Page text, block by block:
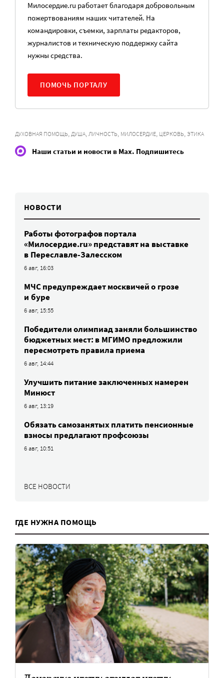
Милосердие.ru работает благодаря добровольным
пожертвованиям наших читателей. На
командировки, съемки, зарплаты редакторов,
журналистов и техническую поддержку сайта
нужны средства.
ПОМОЧЬ ПОРТАЛУ
ДУХОВНАЯ ПОМОЩЬ, ДУША, ЛИЧНОСТЬ, МИЛОСЕРДИЕ, ЦЕРКОВЬ, ЭТИКА
Наши статьи и новости в Max. Подпишитесь
НОВОСТИ
Работы фотографов портала
«Милосердие.ru» представят на выставке
в Переславле-Залесском
6 авг, 16:03
МЧС предупреждает москвичей о грозе
и буре
6 авг, 15:55
Победители олимпиад заняли большинство
бюджетных мест: в МГИМО предложили
пересмотреть правила приема
6 авг, 14:44
Улучшить питание заключенных намерен
Минюст
6 авг, 13:19
Обязать самозанятых платить пенсионные
взносы предлагают профсоюзы
6 авг, 10:51
ВСЕ НОВОСТИ
ГДЕ НУЖНА ПОМОЩЬ